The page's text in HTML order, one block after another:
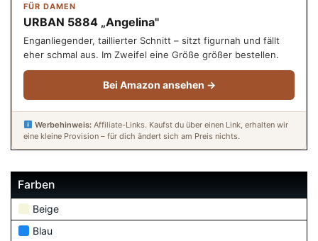
FÜR DAMEN
URBAN 5884 „Angelina"
Enganliegender, taillierter Schnitt – sitzt figurnah und fällt
eher schmal aus. Im Zweifel eine Größe größer bestellen.
Bei Amazon ansehen →
Werbehinweis:Affiliate-Links. Kaufst du über einen Link, erhalten wir
eine kleine Provision – für dich ändert sich am Preis nichts.
Farben
Beige
Blau